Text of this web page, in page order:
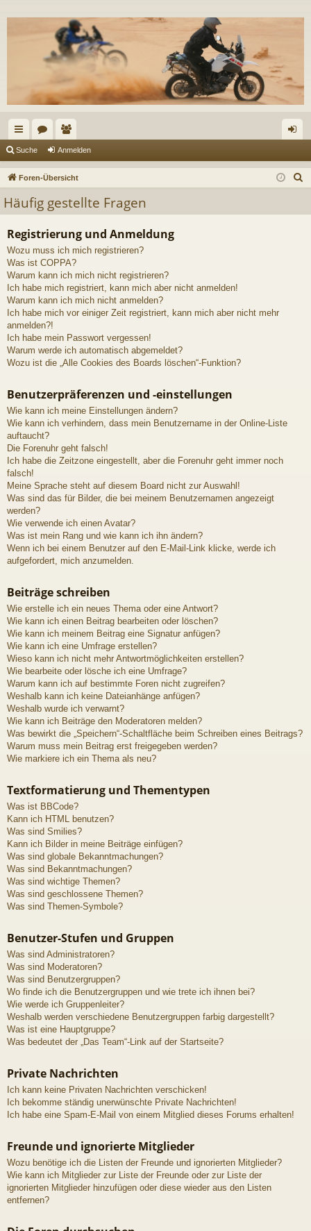
ch
ne
ug
riff
en
itg
lie
r
m
de
Suche Anmelden
Foren-Übersicht
Häufig gestellte Fragen
Registrierung und Anmeldung
Wozu muss ich mich registrieren?
Was ist COPPA?
Warum kann ich mich nicht registrieren?
Ich habe mich registriert, kann mich aber nicht anmelden!
Warum kann ich mich nicht anmelden?
Ich habe mich vor einiger Zeit registriert, kann mich aber nicht mehr
anmelden?!
Ich habe mein Passwort vergessen!
Warum werde ich automatisch abgemeldet?
Wozu ist die „Alle Cookies des Boards löschen“-Funktion?
Benutzerpräferenzen und -einstellungen
Wie kann ich meine Einstellungen ändern?
Wie kann ich verhindern, dass mein Benutzername in der Online-Liste
auftaucht?
Die Forenuhr geht falsch!
Ich habe die Zeitzone eingestellt, aber die Forenuhr geht immer noch
falsch!
Meine Sprache steht auf diesem Board nicht zur Auswahl!
Was sind das für Bilder, die bei meinem Benutzernamen angezeigt
werden?
Wie verwende ich einen Avatar?
Was ist mein Rang und wie kann ich ihn ändern?
Wenn ich bei einem Benutzer auf den E-Mail-Link klicke, werde ich
aufgefordert, mich anzumelden.
Beiträge schreiben
Wie erstelle ich ein neues Thema oder eine Antwort?
Wie kann ich einen Beitrag bearbeiten oder löschen?
Wie kann ich meinem Beitrag eine Signatur anfügen?
Wie kann ich eine Umfrage erstellen?
Wieso kann ich nicht mehr Antwortmöglichkeiten erstellen?
Wie bearbeite oder lösche ich eine Umfrage?
Warum kann ich auf bestimmte Foren nicht zugreifen?
Weshalb kann ich keine Dateianhänge anfügen?
Weshalb wurde ich verwarnt?
Wie kann ich Beiträge den Moderatoren melden?
Was bewirkt die „Speichern“-Schaltfläche beim Schreiben eines Beitrags?
Warum muss mein Beitrag erst freigegeben werden?
Wie markiere ich ein Thema als neu?
Textformatierung und Thementypen
Was ist BBCode?
Kann ich HTML benutzen?
Was sind Smilies?
Kann ich Bilder in meine Beiträge einfügen?
Was sind globale Bekanntmachungen?
Was sind Bekanntmachungen?
Was sind wichtige Themen?
Was sind geschlossene Themen?
Was sind Themen-Symbole?
Benutzer-Stufen und Gruppen
Was sind Administratoren?
Was sind Moderatoren?
Was sind Benutzergruppen?
Wo finde ich die Benutzergruppen und wie trete ich ihnen bei?
Wie werde ich Gruppenleiter?
Weshalb werden verschiedene Benutzergruppen farbig dargestellt?
Was ist eine Hauptgruppe?
Was bedeutet der „Das Team“-Link auf der Startseite?
Private Nachrichten
Ich kann keine Privaten Nachrichten verschicken!
Ich bekomme ständig unerwünschte Private Nachrichten!
Ich habe eine Spam-E-Mail von einem Mitglied dieses Forums erhalten!
Freunde und ignorierte Mitglieder
Wozu benötige ich die Listen der Freunde und ignorierten Mitglieder?
Wie kann ich Mitglieder zur Liste der Freunde oder zur Liste der
ignorierten Mitglieder hinzufügen oder diese wieder aus den Listen
entfernen?